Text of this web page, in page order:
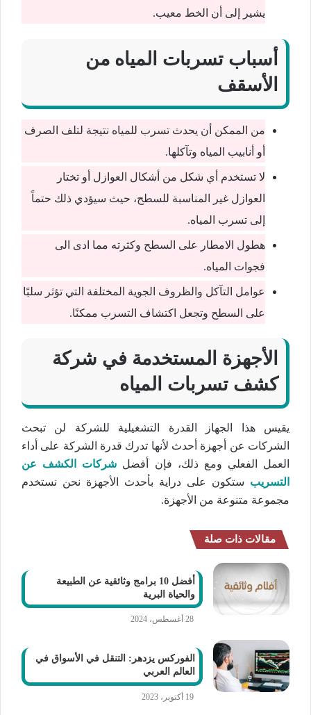
يشير إلى أن الخط معيب.
أسباب تسربات المياه من
الأسقف
من الممكن أن يحدث تسرب للمياه نتيجة لتلف الصرف
أو أنابيب المياه وتآكلها.
لا تستخدم أي شكل من أشكال العوازل أو تختار
العوازل غير المناسبة للسطح، حيث سيؤدي ذلك حتماً
إلى تسرب المياه.
هطول الامطار على السطح وكثرته مما ادى الى
فجوات المياه.
عوامل التآكل والظروف الجوية المختلفة التي تؤثر سلبًا
على السطح وتجعل اكتشاف التسرب ممكنًا.
الأجهزة المستخدمة في شركة
كشف تسربات المياه
يقيس هذا الجهاز القدرة التشغيلية للشركة لن تبحث
الشركات عن أجهزة أحدث لأنها تدرك قدرة الشركة على أداء
العمل الفعلي ومع ذلك، فإن أفضل شركات الكشف عن
التسريب ستكون على دراية بأحدث الأجهزة نحن نستخدم
مجموعة متنوعة من الأجهزة.
مقالات ذات صلة
أفضل 10 برامج وثائقية عن الطبيعة
والحياة البرية
28 أغسطس، 2024
الفوركس يزدهر: التنقل في الأسواق في
العالم العربي
19 أكتوبر، 2023